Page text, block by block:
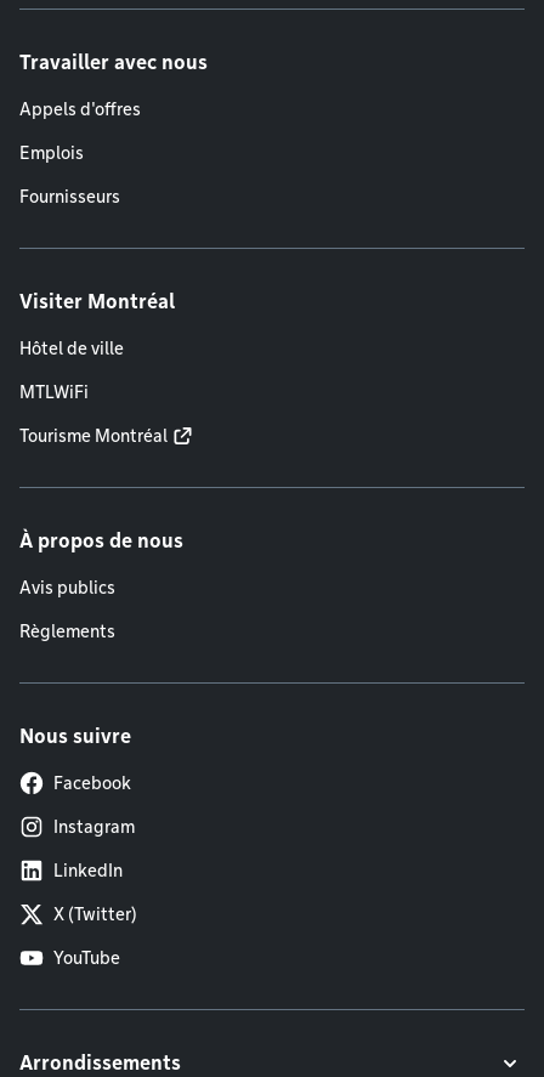
Travailler avec nous
Appels d'offres
Emplois
Fournisseurs
Visiter Montréal
Hôtel de ville
MTLWiFi
Tourisme Montréal
À propos de nous
Avis publics
Règlements
Nous suivre
Facebook
Instagram
LinkedIn
X (Twitter)
YouTube
Arrondissements